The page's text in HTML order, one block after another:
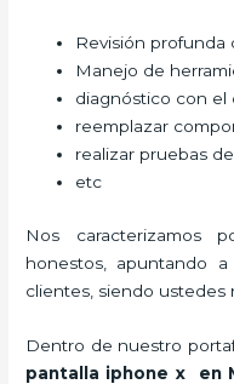
Revisión profunda
Manejo de
diagnóstico con el
reemplazar
realizar pruebas
etc
Nos caracterizamos
honestos, apuntando
clientes, siendo
Dentro de nuestro
pantalla iphone xen